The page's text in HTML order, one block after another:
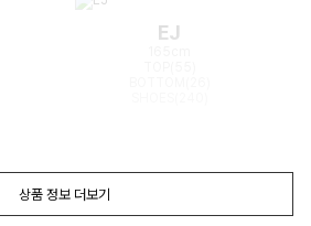
EJ
상품 정보 더보기